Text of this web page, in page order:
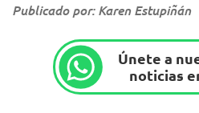
Publicado por: Karen Estupiñán
Únete a
noticias